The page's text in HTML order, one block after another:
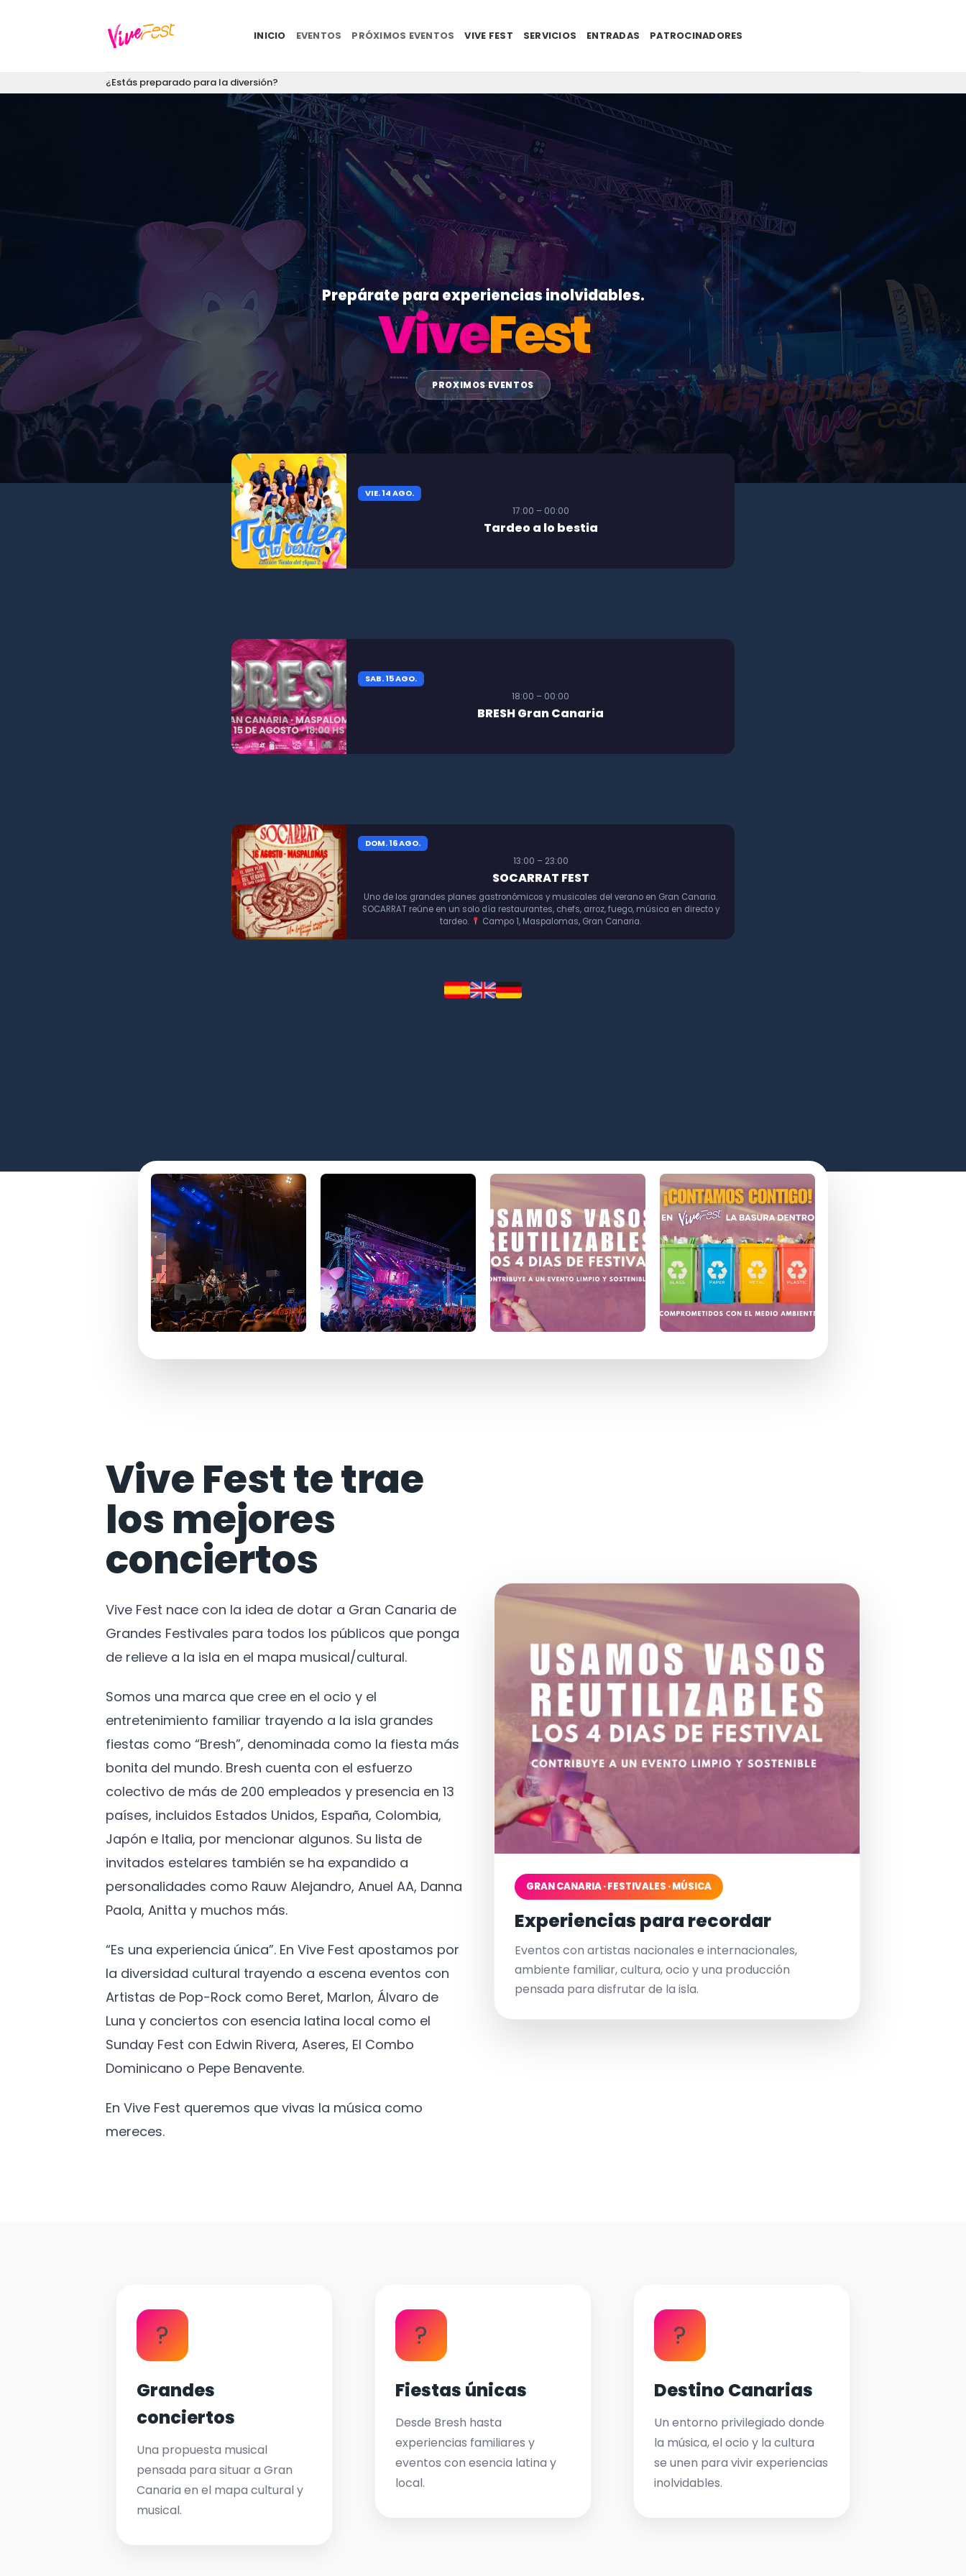
INICIO EVENTOS PRÓXIMOS EVENTOS VIVE FEST SERVICIOS ENTRADAS PATROCINADORES
¿Estás preparado para la diversión?
Prepárate para experiencias inolvidables.
ViveFest
PROXIMOS EVENTOS
VIE. 14 AGO.
17:00 – 00:00
Tardeo a lo bestia
SAB. 15 AGO.
18:00 – 00:00
BRESH Gran Canaria
DOM. 16 AGO.
13:00 – 23:00
SOCARRAT FEST
Uno de los grandes planes gastronómicos y musicales del verano en Gran Canaria.
SOCARRAT reúne en un solo día restaurantes, chefs, arroz, fuego, música en directo y
tardeo.
Campo 1, Maspalomas, Gran Canaria.
Vive Fest te trae
los mejores
conciertos
Vive Fest nace con la idea de dotar a Gran Canaria de
Grandes Festivales para todos los públicos que ponga
de relieve a la isla en el mapa musical/cultural.
Somos una marca que cree en el ocio y el
entretenimiento familiar trayendo a la isla grandes
fiestas como “Bresh”, denominada como la fiesta más
bonita del mundo. Bresh cuenta con el esfuerzo
colectivo de más de 200 empleados y presencia en 13
países, incluidos Estados Unidos, España, Colombia,
Japón e Italia, por mencionar algunos. Su lista de
invitados estelares también se ha expandido a
personalidades como Rauw Alejandro, Anuel AA, Danna
Paola, Anitta y muchos más.
“Es una experiencia única”. En Vive Fest apostamos por
la diversidad cultural trayendo a escena eventos con
Artistas de Pop-Rock como Beret, Marlon, Álvaro de
Luna y conciertos con esencia latina local como el
Sunday Fest con Edwin Rivera, Aseres, El Combo
Dominicano o Pepe Benavente.
En Vive Fest queremos que vivas la música como
mereces.
GRAN CANARIA · FESTIVALES · MÚSICA
Experiencias para recordar
Eventos con artistas nacionales e internacionales,
ambiente familiar, cultura, ocio y una producción
pensada para disfrutar de la isla.
?
Grandes
conciertos
Una propuesta musical
pensada para situar a Gran
Canaria en el mapa cultural y
musical.
?
Fiestas únicas
Desde Bresh hasta
experiencias familiares y
eventos con esencia latina y
local.
?
Destino Canarias
Un entorno privilegiado donde
la música, el ocio y la cultura
se unen para vivir experiencias
inolvidables.